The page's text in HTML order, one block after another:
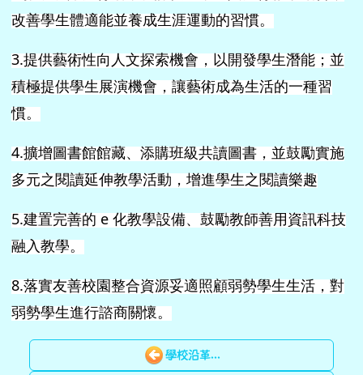
改善學生體適能並養成生涯運動的習慣。
3.提供藝術性向人文探索機會，以開發學生潛能；並
積極提供學生展演機會，讓藝術成為生活的一種習
慣。
4.擴增圖書館館藏、添購班級共讀圖書，並鼓勵實施
多元之閱讀延伸教學活動，增進學生之閱讀樂趣
5.建置完善的e化教學設備、鼓勵教師善用資訊科技
融入教學。
8.落實友善校園整合資源妥適照顧弱勢學生生活，對
弱勢學生進行諮商關懷。
學校沿革...